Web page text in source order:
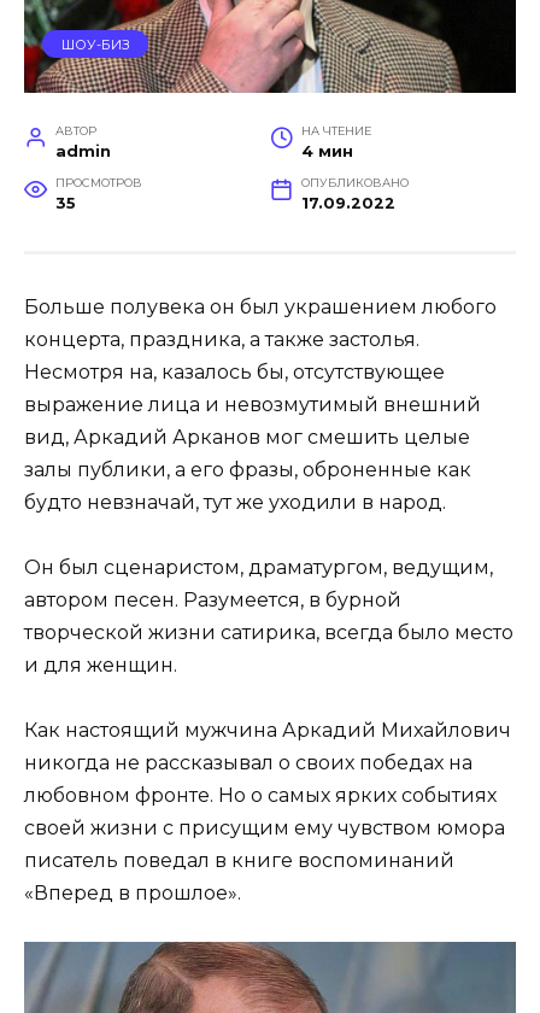
ШОУ-БИЗ
АВТОР
admin
НА ЧТЕНИЕ
4 мин
ПРОСМОТРОВ
35
ОПУБЛИКОВАНО
17.09.2022
Больше полувека он был украшением любого
концерта, праздника, а также застолья.
Несмотря на, казалось бы, отсутствующее
выражение лица и невозмутимый внешний
вид, Аркадий Арканов мог смешить целые
залы публики, а его фразы, оброненные как
будто невзначай, тут же уходили в народ.
Он был сценаристом, драматургом, ведущим,
автором песен. Разумеется, в бурной
творческой жизни сатирика, всегда было место
и для женщин.
Как настоящий мужчина Аркадий Михайлович
никогда не рассказывал о своих победах на
любовном фронте. Но о самых ярких событиях
своей жизни с присущим ему чувством юмора
писатель поведал в книге воспоминаний
«Вперед в прошлое».